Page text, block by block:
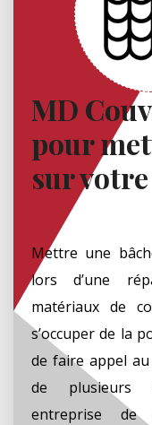
MD
pour
sur
Mettre une
lors d’une
matériaux de
s’occuper de la
de faire appel au
de plusieurs
entreprise de